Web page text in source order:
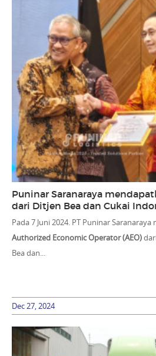
Puninar Saranaraya
dari Ditjen Bea dan Cukai
Pada 7 Juni 2024. PT Puninar
Authorized Economic Operator (AEO)
Bea dan...
Dec 27, 2024